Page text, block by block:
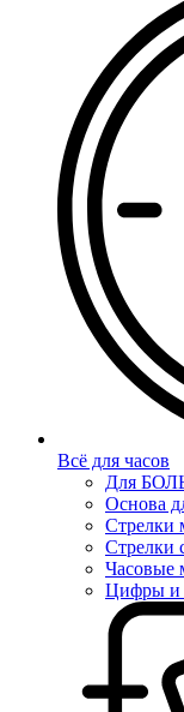
Всё для часов
Для
Основа
Стрелки
Стрелки
Часовые
Цифры и